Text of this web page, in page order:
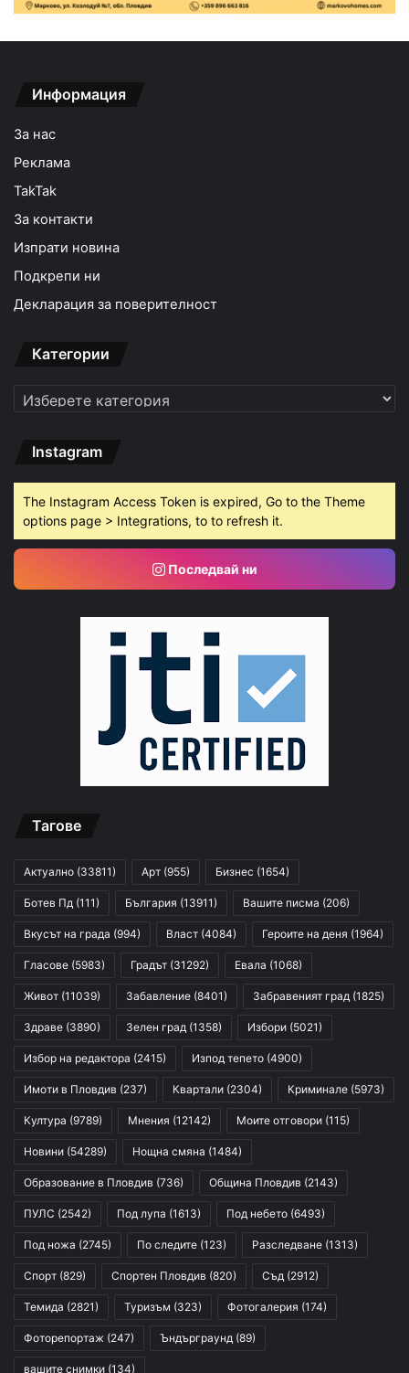
Информация
За нас
Реклама
TakTak
За контакти
Изпрати новина
Подкрепи ни
Декларация за поверителност
Категории
Категории
Instagram
The Instagram Access Token is expired, Go to the Theme
options page > Integrations, to to refresh it.
Последвай ни
Тагове
Актуално (33811) Арт (955) Бизнес (1654)
Ботев Пд (111) България (13911) Вашите писма (206)
Вкусът на града (994) Власт (4084) Героите на деня (1964)
Гласове (5983) Градът (31292) Евала (1068)
Живот (11039) Забавление (8401) Забравеният град (1825)
Здраве (3890) Зелен град (1358) Избори (5021)
Избор на редактора (2415) Изпод тепето (4900)
Имоти в Пловдив (237) Квартали (2304) Криминале (5973)
Култура (9789) Мнения (12142) Моите отговори (115)
Новини (54289) Нощна смяна (1484)
Образование в Пловдив (736) Община Пловдив (2143)
ПУЛС (2542) Под лупа (1613) Под небето (6493)
Под ножа (2745) По следите (123) Разследване (1313)
Спорт (829) Спортен Пловдив (820) Съд (2912)
Темида (2821) Туризъм (323) Фотогалерия (174)
Фоторепортаж (247) Ъндърграунд (89)
вашите снимки (134)